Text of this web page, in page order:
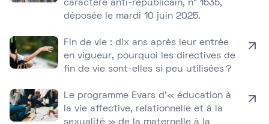
caractère anti-républicain, n° 1535,
déposée le mardi 10 juin 2025.
Fin de vie : dix ans après leur entrée
en vigueur, pourquoi les directives de
fin de vie sont-elles si peu utilisées ?
Le programme Evars d’« éducation à
la vie affective, relationnelle et à la
sexualité » de la maternelle à la